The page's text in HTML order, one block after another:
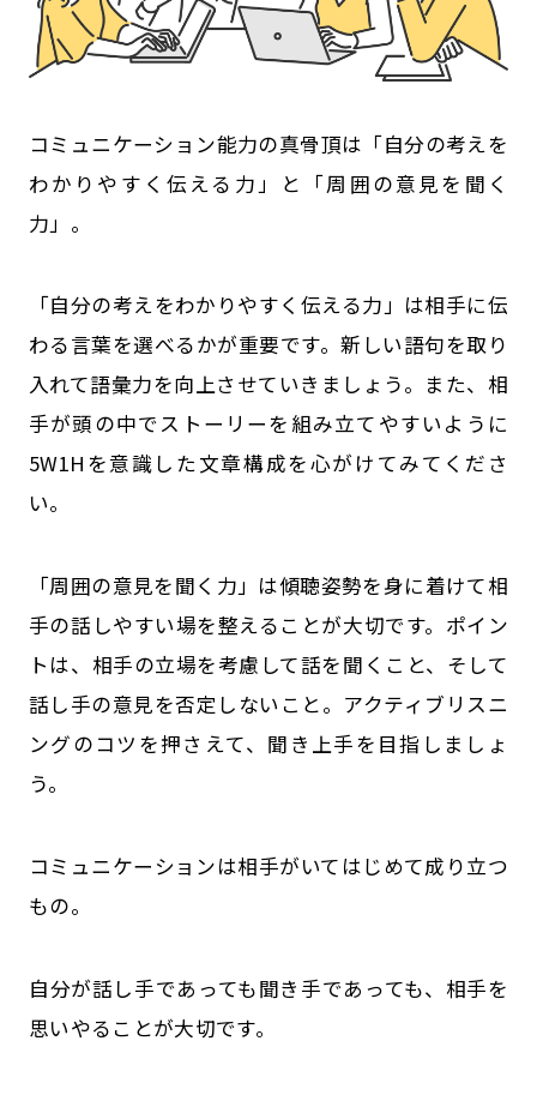
コミュニケーション能力の真骨頂は「自分の考えを
わかりやすく伝える力」と「周囲の意見を聞く
力」。
「自分の考えをわかりやすく伝える力」は相手に伝
わる言葉を選べるかが重要です。新しい語句を取り
入れて語彙力を向上させていきましょう。また、相
手が頭の中でストーリーを組み立てやすいように
5W1Hを意識した文章構成を心がけてみてくださ
い。
「周囲の意見を聞く力」は傾聴姿勢を身に着けて相
手の話しやすい場を整えることが大切です。ポイン
トは、相手の立場を考慮して話を聞くこと、そして
話し手の意見を否定しないこと。アクティブリスニ
ングのコツを押さえて、聞き上手を目指しましょ
う。
コミュニケーションは相手がいてはじめて成り立つ
もの。
自分が話し手であっても聞き手であっても、相手を
思いやることが大切です。